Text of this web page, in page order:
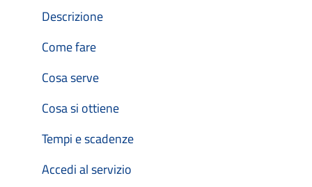
Descrizione
Come fare
Cosa serve
Cosa si ottiene
Tempi e scadenze
Accedi al servizio